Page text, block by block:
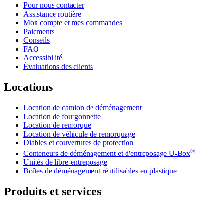
Pour nous contacter
Assistance routière
Mon compte et mes commandes
Paiements
Conseils
FAQ
Accessibilité
Évaluations des clients
Locations
Location de camion de déménagement
Location de fourgonnette
Location de remorque
Location de véhicule de remorquage
Diables et couvertures de protection
Conteneurs de déménagement et d'entreposage U-Box®
Unités de libre-entreposage
Boîtes de déménagement réutilisables en plastique
Produits et services